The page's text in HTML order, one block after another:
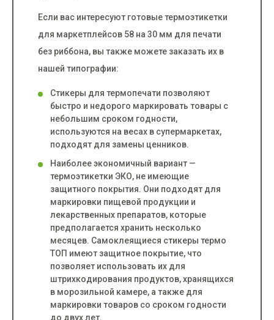
Если вас интересуют готовые термоэтикетки
для маркетплейсов 58 на 30 мм для печати
без риббона, вы также можете заказать их в
нашей типографии:
Стикеры для термопечати позволяют
быстро и недорого маркировать товары с
небольшим сроком годности,
используются на весах в супермаркетах,
подходят для замены ценников.
Наиболее экономичный вариант —
термоэтикетки ЭКО, не имеющие
защитного покрытия. Они подходят для
маркировки пищевой продукции и
лекарственных препаратов, которые
предполагается хранить несколько
месяцев. Самоклеящиеся стикеры термо
ТОП имеют защитное покрытие, что
позволяет использовать их для
штрихкодирования продуктов, хранящихся
в морозильной камере, а также для
маркировки товаров со сроком годности
до двух лет.